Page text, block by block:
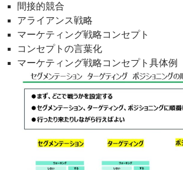
間接的競合
アライアンス戦略
マーケティング戦略コンセプト
コンセプトの言葉化
マーケティング戦略コンセプト具体例